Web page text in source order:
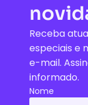
Receba
especiais e
e-mail.
informado.
Nome